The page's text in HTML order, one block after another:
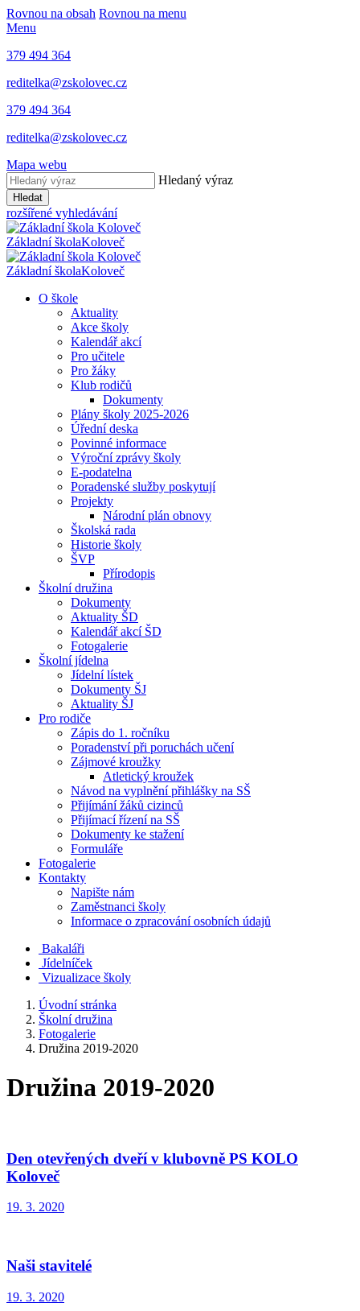
Rovnou na obsah Rovnou na menu
Menu
379 494 364
reditelka@zskolovec.cz
379 494 364
reditelka@zskolovec.cz
Mapa webu
Hledaný výraz
Hledat
rozšířené vyhledávání
Základní školaKoloveč
Základní školaKoloveč
O škole
Aktuality
Akce školy
Kalendář akcí
Pro učitele
Pro žáky
Klub rodičů
Dokumenty
Plány školy 2025-2026
Úřední deska
Povinné informace
Výroční zprávy školy
E-podatelna
Poradenské služby poskytují
Projekty
Národní plán obnovy
Školská rada
Historie školy
ŠVP
Přírodopis
Školní družina
Dokumenty
Aktuality ŠD
Kalendář akcí ŠD
Fotogalerie
Školní jídelna
Jídelní lístek
Dokumenty ŠJ
Aktuality ŠJ
Pro rodiče
Zápis do 1. ročníku
Poradenství při poruchách učení
Zájmové kroužky
Atletický kroužek
Návod na vyplnění přihlášky na SŠ
Přijímání žáků cizinců
Přijímací řízení na SŠ
Dokumenty ke stažení
Formuláře
Fotogalerie
Kontakty
Napište nám
Zaměstnanci školy
Informace o zpracování osobních údajů
Bakaláři
Jídelníček
Vizualizace školy
Úvodní stránka
Školní družina
Fotogalerie
Družina 2019-2020
Družina 2019-2020
Den otevřených dveří v klubovně PS KOLO
Koloveč
19. 3. 2020
Naši stavitelé
19. 3. 2020